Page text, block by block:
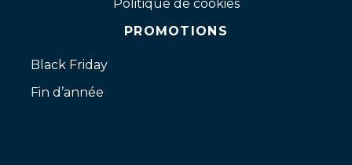
Politique de cookies
PROMOTIONS
Black Friday
Fin d’année